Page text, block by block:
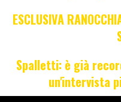
ESCLUSIVA
Spalletti: è già
un'intervista